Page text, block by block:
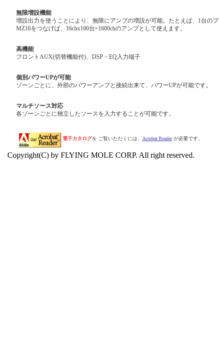
無限増設機能
増設出力を使うことにより、無限にアンプの増設が可能。たとえば、1台の
MZ16をつなげば、16chx100台=1600chのアンプとして使えます。
高機能
フロントAUX(切替機能付)、DSP・EQ入力端子
個別パワーUPが可能
ゾーンごとに、外部のパワーアンプと接続出来て、パワーUPが可能です。
マルチソース対応
各ゾーンごとに独立したソースを入力することが可能です。
電子カタログを ご覧いただくには、 Acrobat Readerが必要です。
Copyright(C) by FLYING MOLE CORP. All right reserved.